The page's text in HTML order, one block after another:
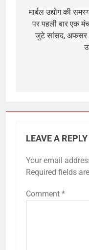
navigation
मार्बल उद्योग की
पर पहली बार एक
जुटे सांसद,
LEAVE A REPLY
Your email
Required fields
Comment *